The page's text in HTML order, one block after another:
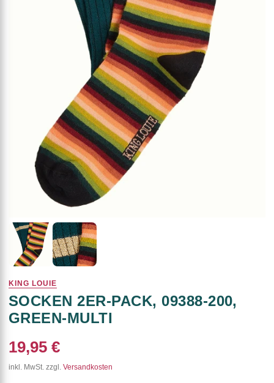
KING LOUIE
SOCKEN 2ER-PACK, 09388-200,
GREEN-MULTI
19,95 €
inkl. MwSt. zzgl. Versandkosten